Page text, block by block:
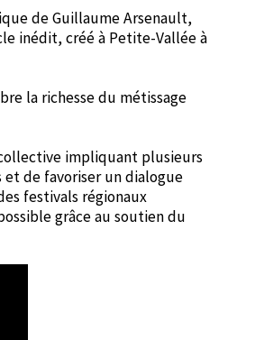
de Guillaume Arsenault,
inédit, créé à Petite-Vallée à
la richesse du métissage
impliquant plusieurs
et de favoriser un dialogue
festivals régionaux
grâce au soutien du